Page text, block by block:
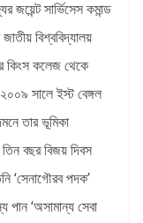
জয়েন্ট সার্ভিসেস কমান্ড
বিশ্ববিদ্যালয়
কিংস কলেজ থেকে
২০০৯ সালে ইস্ট বেঙ্গল
তার ভূমিকা
বছর বিজয় দিবস
‘সেনাগৌরব পদক’
পান ‘অসামান্য সেবা